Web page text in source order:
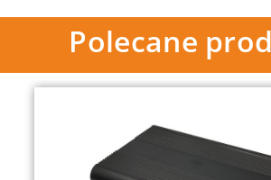
Polecane